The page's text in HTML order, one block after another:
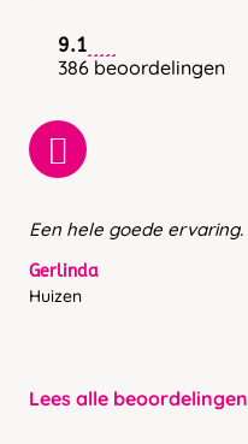
9.1
386 beoordelingen
Een hele goede ervaring.
Gerlinda
Huizen
Lees alle beoordelingen